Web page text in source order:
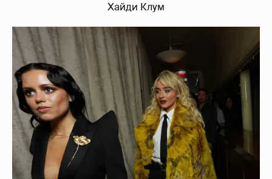
Хайди Клум